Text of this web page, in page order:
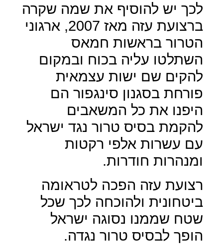
לכך יש להוסיף את שמה שקרה
ברצועת עזה מאז 2007, ארגוני
הטרור בראשות חמאס
השתלטו עליה בכוח ובמקום
להקים שם ישות עצמאית
פורחת בסגנון סינגפור הם
היפנו את כל המשאבים
להקמת בסיס טרור נגד ישראל
עם עשרות אלפי רקטות
ומנהרות חודרות.
רצועת עזה הפכה לטראומה
ביטחונית ולהוכחה לכך שכל
שטח שממנו נסוגה ישראל
הופך לבסיס טרור נגדה.